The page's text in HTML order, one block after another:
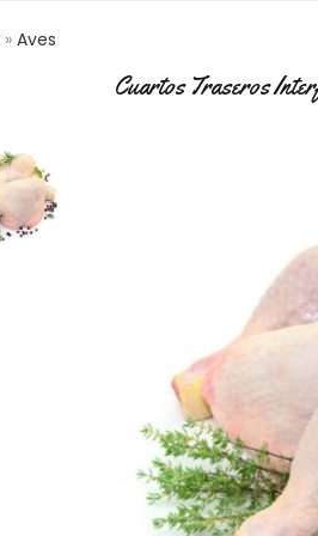
Aves
Cuartos Traseros